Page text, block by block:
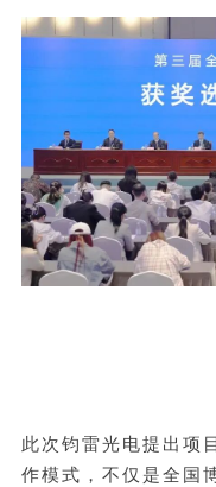
此次钧雷光电提出项
作模式，不仅是全国